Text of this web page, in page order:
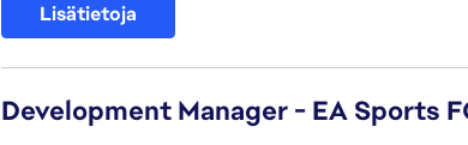
Lisätietoja
Development Manager - EA Sports